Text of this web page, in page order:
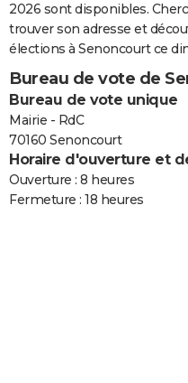
COPAINS D'AVANT
FORUM
Bricolage
Lifestyle
Culture
Sport
Auto
Television
Voyage
Cinema
2026 sont disponibles.
trouver son adresse et
élections à Senoncourt ce
Bureau de vote de
Bureau de vote unique
Mairie - RdC
70160 Senoncourt
Horaire d'ouverture et
Ouverture : 8 heures
Fermeture : 18 heures